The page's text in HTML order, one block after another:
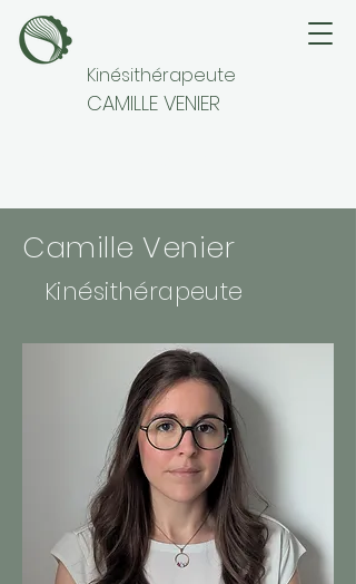
Kinésithérapeute
CAMILLE VENIER
Camille Venier
Kinésithérapeute